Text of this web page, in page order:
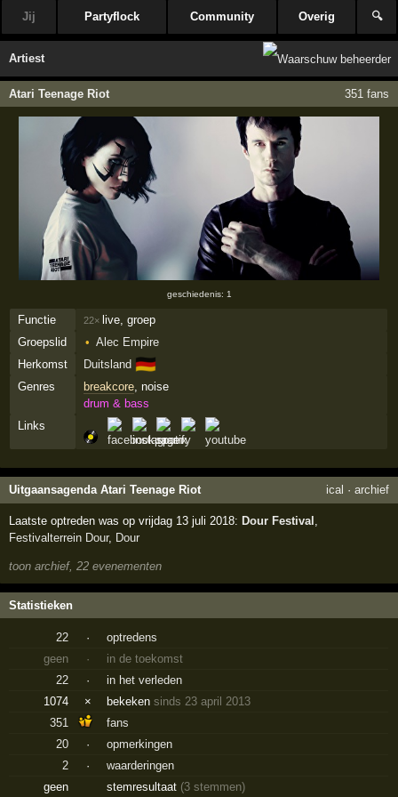
Jij Partyflock Community Overig 🔍
Artiest
Atari Teenage Riot 351 fans
geschiedenis: 1
Functie 22× live, groep
Groepslid
Alec Empire
Herkomst
Duitsland 🇩🇪
Genres breakcore, noise
drum & bass
Links
Uitgaansagenda Atari Teenage Riot ical · archief
Laatste optreden was op vrijdag 13 juli 2018: Dour Festival
Festivalterrein Dour, Dour
toon archief, 22 evenementen
Statistieken
22 ·
optredens
geen
·
in de toekomst
22
·
in het verleden
1074
× bekekensinds 23 april 2013
351
fans
20
·
opmerkingen
2
·
waarderingen
geen
stemresultaat (3 stemmen)